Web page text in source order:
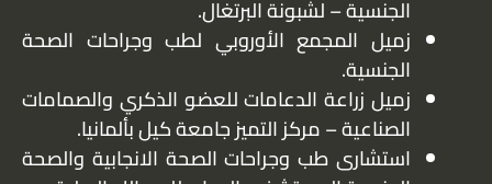
الجنسية – لشبونة البرتغال.
زميل المجمع الأوروبي لطب وجراحات الصحة
الجنسية.
زميل زراعة الدعامات للعضو الذكري والصمامات
الصناعية – مركز التميز جامعة كيل بألمانيا.
استشارى طب وجراحات الصحة الانجابية والصحة